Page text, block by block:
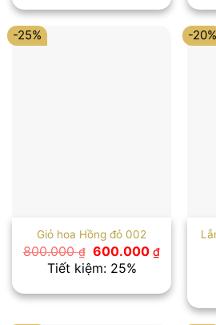
1.700.000 ₫.
-25%
Giỏ hoa Hồng đỏ 002
800.000₫ Giá
gốc
là:
600.000₫Giá
là:
600.000
Tiết kiệm: 25%
-20%